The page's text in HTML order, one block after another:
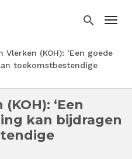
search
Vlerken (KOH): ‘Een goede
toekomstbestendige
‘Een
kan bijdragen